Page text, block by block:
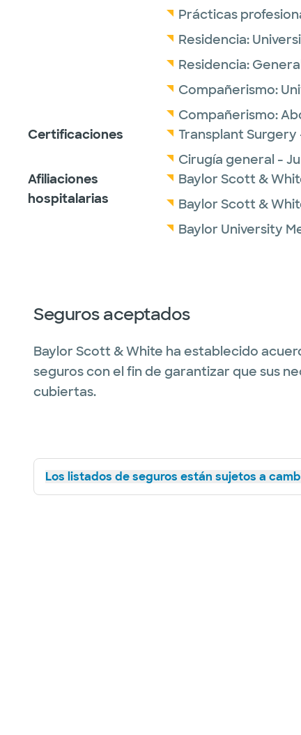
Prácticas
Residencia:
Residencia:
Compañerismo:
Compañerismo:
Certificaciones
Transplant
Cirugía general -
Afiliaciones
hospitalarias
Baylor Scott &
Baylor Scott &
Baylor University
Seguros aceptados
Baylor Scott & White ha establecido
seguros con el fin de garantizar que sus
cubiertas.
Los listados de seguros están sujetos a